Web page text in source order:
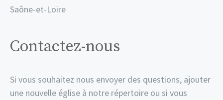
Saône-et-Loire
Contactez-nous
Si vous souhaitez nous envoyer des questions, ajouter
une nouvelle église à notre répertoire ou si vous